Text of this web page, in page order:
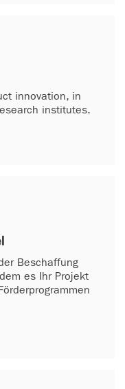
innovation, in
institutes.
Beschaffung
es Ihr Projekt